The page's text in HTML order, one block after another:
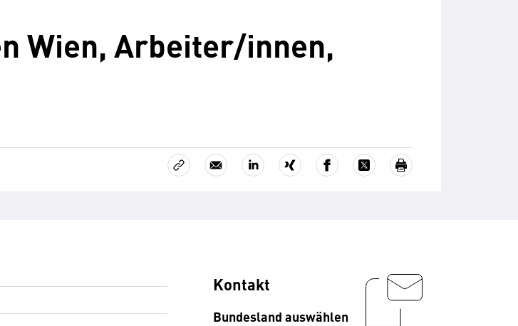
Wien, Arbeiter/innen,
Kontakt
Bundesland auswählen